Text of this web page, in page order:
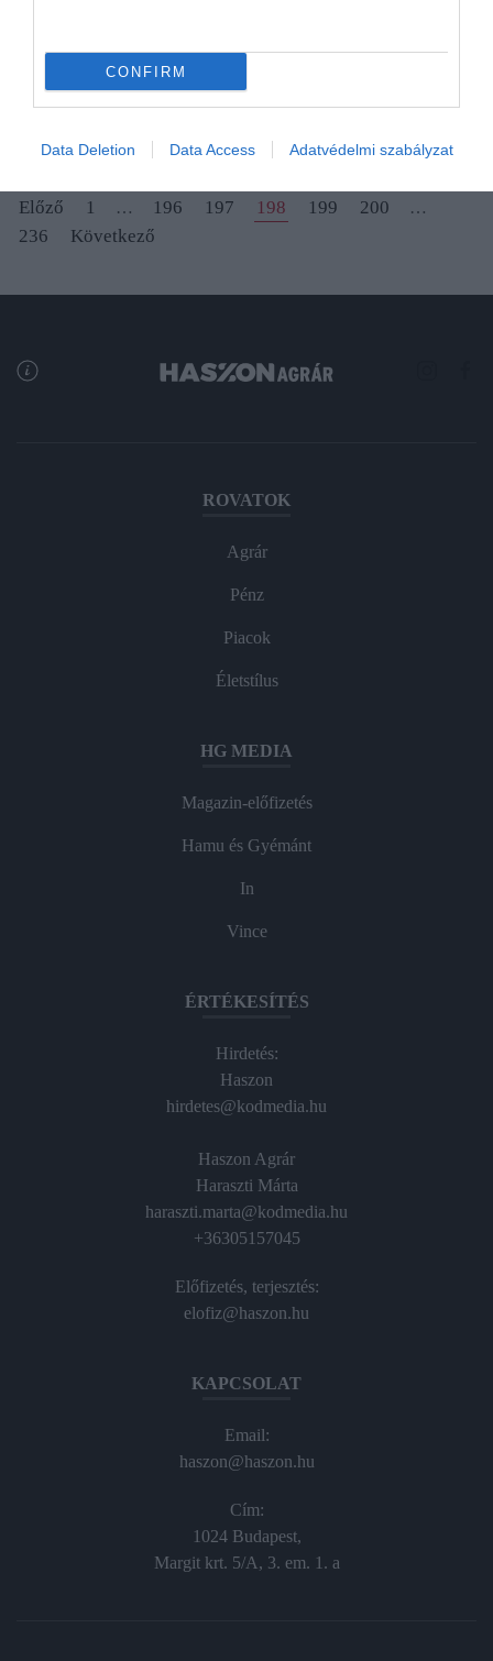
CONFIRM
Data Deletion Data Access Adatvédelmi szabályzat
amelyek…
almatermést is…
Előző 1 … 196 197 198 199 200 …
236 Következő
ROVATOK
Agrár
Pénz
Piacok
Életstílus
HG MEDIA
Magazin-előfizetés
Hamu és Gyémánt
In
Vince
ÉRTÉKESÍTÉS
Hirdetés:
Haszon
hirdetes@kodmedia.hu
Haszon Agrár
Haraszti Márta
haraszti.marta@kodmedia.hu
+36305157045
Előfizetés, terjesztés:
elofiz@haszon.hu
KAPCSOLAT
Email:
haszon@haszon.hu
Cím:
1024 Budapest,
Margit krt. 5/A, 3. em. 1. a